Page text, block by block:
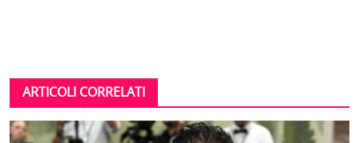
ARTICOLI CORRELATI